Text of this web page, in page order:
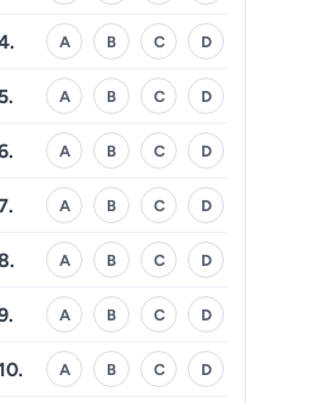
A B C D
5. A B C D
A B C D
A B C D
A B C D
A B C D
A B C D